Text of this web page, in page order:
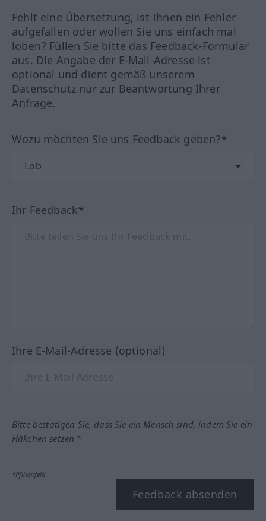
Fehlt eine Übersetzung, ist Ihnen ein Fehler
aufgefallen oder wollen Sie uns einfach mal
loben? Füllen Sie bitte das Feedback-Formular
aus. Die Angabe der E-Mail-Adresse ist
optional und dient gemäß unserem
Datenschutz nur zur Beantwortung Ihrer
Anfrage.
Wozu möchten Sie uns Feedback geben?*
Ihr Feedback*
Ihre E-Mail-Adresse (optional)
Bitte bestätigen Sie, dass Sie ein Mensch sind, indem Sie ein
Häkchen setzen.*
*Pflichtfeld
Feedback absenden